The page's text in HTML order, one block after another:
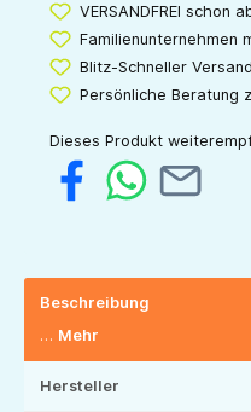
VERSANDFREI schon
Familienunternehmen
Blitz-Schneller Versand
Persönliche Beratung
Dieses Produkt
Beschreibung
… Mehr
Hersteller